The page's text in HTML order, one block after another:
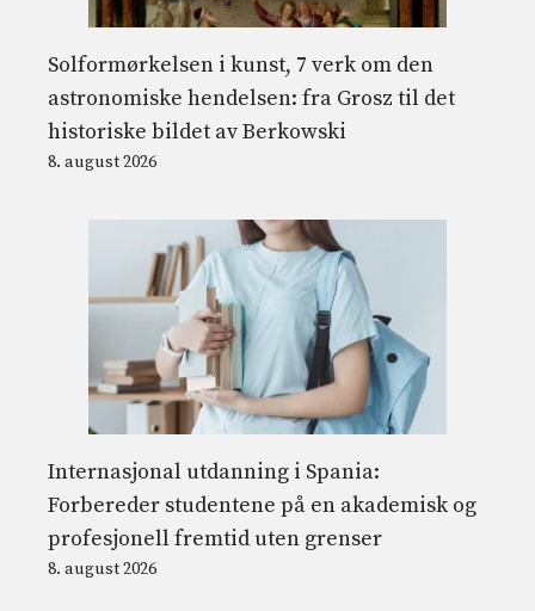
Solformørkelsen i kunst, 7 verk om den
astronomiske hendelsen: fra Grosz til det
historiske bildet av Berkowski
8. august 2026
Internasjonal utdanning i Spania:
Forbereder studentene på en akademisk og
profesjonell fremtid uten grenser
8. august 2026